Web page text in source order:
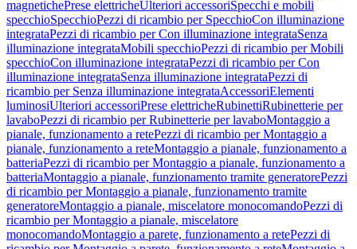
magnetichePrese elettricheUlteriori accessoriSpecchi e mobili
specchioSpecchioPezzi di ricambio per SpecchioCon illuminazione
integrataPezzi di ricambio per Con illuminazione integrataSenza
illuminazione integrataMobili specchioPezzi di ricambio per Mobili
specchioCon illuminazione integrataPezzi di ricambio per Con
illuminazione integrataSenza illuminazione integrataPezzi di
ricambio per Senza illuminazione integrataAccessoriElementi
luminosiUlteriori accessoriPrese elettricheRubinettiRubinetterie per
lavaboPezzi di ricambio per Rubinetterie per lavaboMontaggio a
pianale, funzionamento a retePezzi di ricambio per Montaggio a
pianale, funzionamento a reteMontaggio a pianale, funzionamento a
batteriaPezzi di ricambio per Montaggio a pianale, funzionamento a
batteriaMontaggio a pianale, funzionamento tramite generatorePezzi
di ricambio per Montaggio a pianale, funzionamento tramite
generatoreMontaggio a pianale, miscelatore monocomandoPezzi di
ricambio per Montaggio a pianale, miscelatore
monocomandoMontaggio a parete, funzionamento a retePezzi di